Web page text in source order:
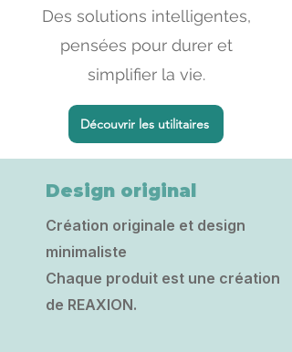
Des solutions intelligentes,
pensées pour durer et
simplifier la vie.
Découvrir les utilitaires
Design original
Création originale et design
minimaliste
Chaque produit est une création
de REAXION.